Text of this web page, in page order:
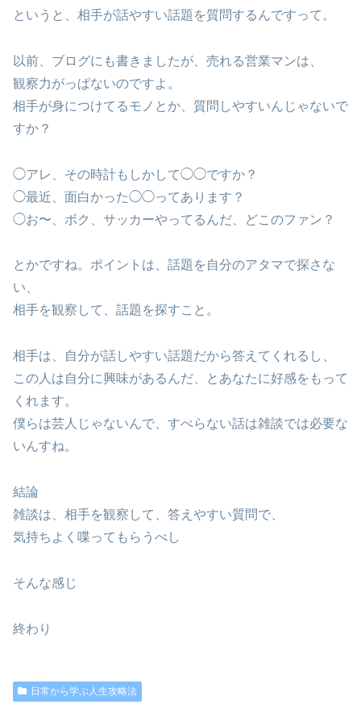
というと、相手が話やすい話題を質問するんですって。
以前、ブログにも書きましたが、売れる営業マンは、
観察力がっぱないのですよ。
相手が身につけてるモノとか、質問しやすいんじゃないで
すか？
◯アレ、その時計もしかして◯◯ですか？
◯最近、面白かった◯◯ってあります？
◯お〜、ボク、サッカーやってるんだ、どこのファン？
とかですね。ポイントは、話題を自分のアタマで探さな
い、
相手を観察して、話題を探すこと。
相手は、自分が話しやすい話題だから答えてくれるし、
この人は自分に興味があるんだ、とあなたに好感をもって
くれます。
僕らは芸人じゃないんで、すべらない話は雑談では必要な
いんすね。
結論
雑談は、相手を観察して、答えやすい質問で、
気持ちよく喋ってもらうべし
そんな感じ
終わり
日常から学ぶ人生攻略法